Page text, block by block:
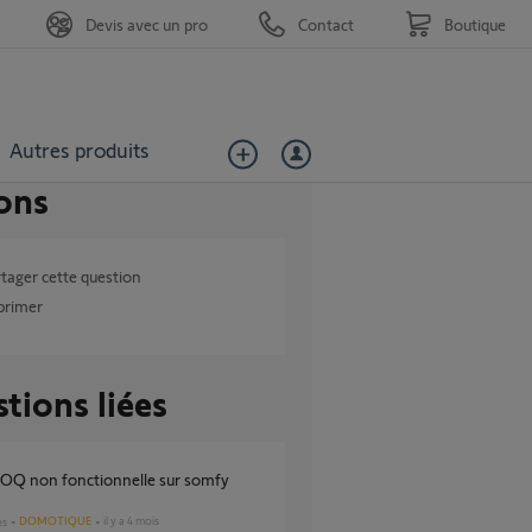
Autres produits
Devis avec un pro Contact Boutique
cette question
liées
DOMOTIQUE il y a 4 mois